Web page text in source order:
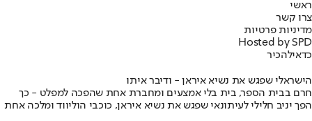
ראשי
צרו קשר
מדיניות פרטיות
Hosted by SPD
כדאילהכיר
הישראלי שפגש את נשיא איראן - ודיבר איתו
חרם בבית הספר, בית בלי אמצעים ומחברת אחת שהפכה למפלט - כך
הפך יניב חלילי לעיתונאי שפגש את נשיא איראן, כוכבי הוליווד ומלכה אחת